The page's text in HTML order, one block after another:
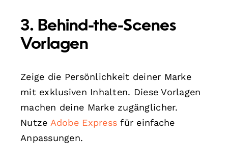
3. Behind-the-Scenes
Vorlagen
Zeige die Persönlichkeit deiner Marke
mit exklusiven Inhalten. Diese Vorlagen
machen deine Marke zugänglicher.
Nutze Adobe Express für einfache
Anpassungen.